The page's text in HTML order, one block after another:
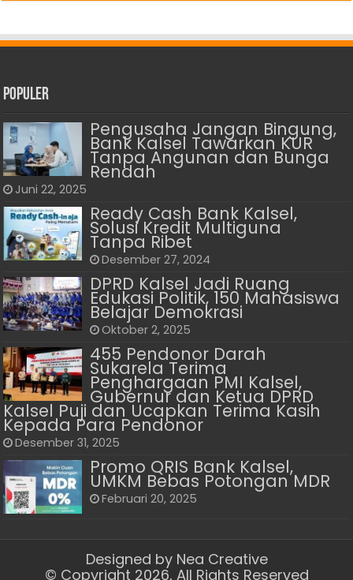
Populer
Pengusaha Jangan Bingung,
Bank Kalsel Tawarkan KUR
Tanpa Angunan dan Bunga
Rendah
Juni 22, 2025
Ready Cash Bank Kalsel,
Solusi Kredit Multiguna
Tanpa Ribet
Desember 27, 2024
DPRD Kalsel Jadi Ruang
Edukasi Politik, 150 Mahasiswa
Belajar Demokrasi
Oktober 2, 2025
455 Pendonor Darah
Sukarela Terima
Penghargaan PMI Kalsel,
Gubernur dan Ketua DPRD
Kalsel Puji dan Ucapkan Terima Kasih
Kepada Para Pendonor
Desember 31, 2025
Promo QRIS Bank Kalsel,
UMKM Bebas Potongan MDR
Februari 20, 2025
Designed by Nea Creative
© Copyright 2026, All Rights Reserved